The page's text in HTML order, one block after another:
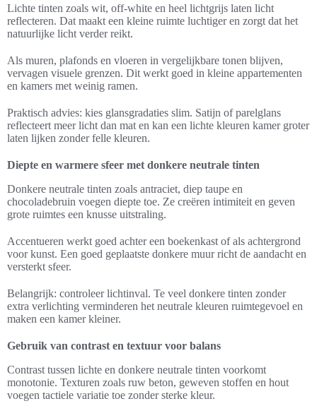
Lichte tinten zoals wit, off-white en heel lichtgrijs laten licht
reflecteren. Dat maakt een kleine ruimte luchtiger en zorgt dat het
natuurlijke licht verder reikt.
Als muren, plafonds en vloeren in vergelijkbare tonen blijven,
vervagen visuele grenzen. Dit werkt goed in kleine appartementen
en kamers met weinig ramen.
Praktisch advies: kies glansgradaties slim. Satijn of parelglans
reflecteert meer licht dan mat en kan een lichte kleuren kamer groter
laten lijken zonder felle kleuren.
Diepte en warmere sfeer met donkere neutrale tinten
Donkere neutrale tinten zoals antraciet, diep taupe en
chocoladebruin voegen diepte toe. Ze creëren intimiteit en geven
grote ruimtes een knusse uitstraling.
Accentueren werkt goed achter een boekenkast of als achtergrond
voor kunst. Een goed geplaatste donkere muur richt de aandacht en
versterkt sfeer.
Belangrijk: controleer lichtinval. Te veel donkere tinten zonder
extra verlichting verminderen het neutrale kleuren ruimtegevoel en
maken een kamer kleiner.
Gebruik van contrast en textuur voor balans
Contrast tussen lichte en donkere neutrale tinten voorkomt
monotonie. Texturen zoals ruw beton, geweven stoffen en hout
voegen tactiele variatie toe zonder sterke kleur.